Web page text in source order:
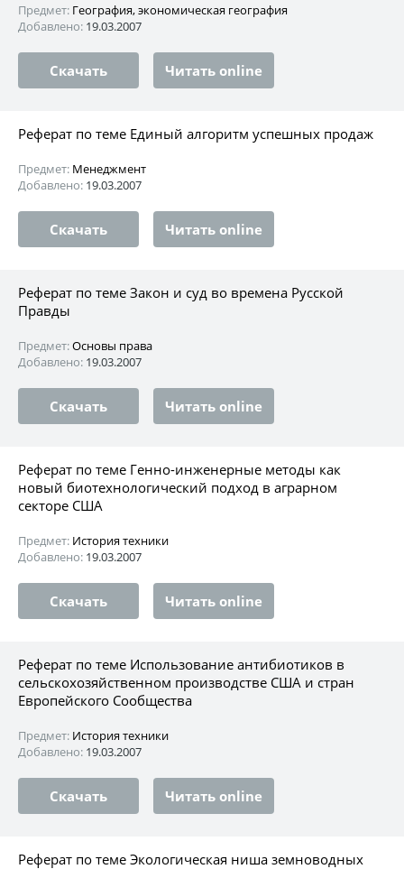
Предмет: География, экономическая география
Добавлено: 19.03.2007
Скачать Читать online
Реферат по теме Единый алгоритм успешных продаж
Предмет: Менеджмент
Добавлено: 19.03.2007
Скачать Читать online
Реферат по теме Закон и суд во времена Русской
Правды
Предмет:Основы права
Добавлено: 19.03.2007
Скачать Читать online
Реферат по теме Генно-инженерные методы как
новый биотехнологический подход в аграрном
секторе США
Предмет: История техники
Добавлено: 19.03.2007
Скачать Читать online
Реферат по теме Использование антибиотиков в
сельскохозяйственном производстве США и стран
Европейского Сообщества
Предмет: История техники
Добавлено: 19.03.2007
Скачать Читать online
Реферат по теме Экологическая ниша земноводных